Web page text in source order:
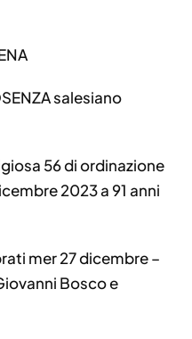
salesiano
56 di ordinazione
2023 a 91 anni
mer 27 dicembre –
Bosco e